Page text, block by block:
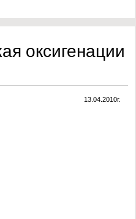
оксигенации
13.04.2010г.